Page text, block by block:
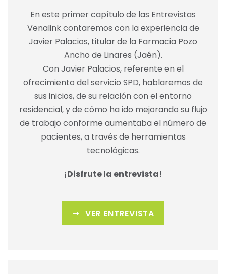
En este primer capítulo de las Entrevistas
Venalink contaremos con la experiencia de
Javier Palacios, titular de la Farmacia Pozo
Ancho de Linares (Jaén).
Con Javier Palacios, referente en el
ofrecimiento del servicio SPD, hablaremos de
sus inicios, de su relación con el entorno
residencial, y de cómo ha ido mejorando su flujo
de trabajo conforme aumentaba el número de
pacientes, a través de herramientas
tecnológicas.
¡Disfrute la entrevista!
VER ENTREVISTA